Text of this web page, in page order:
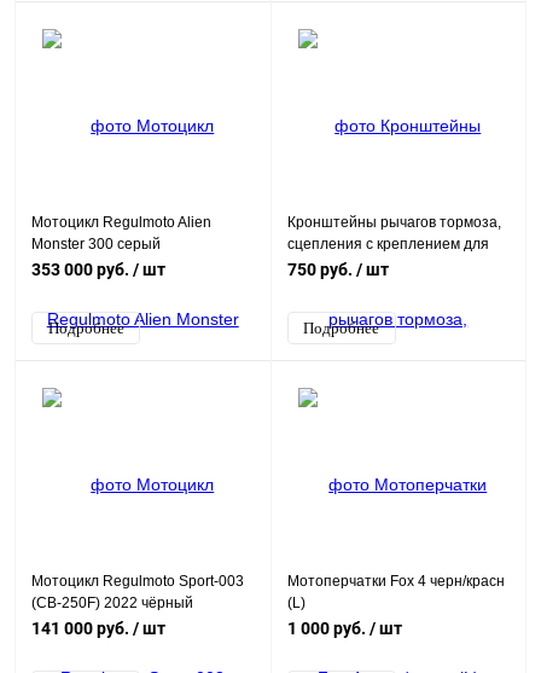
Мотоцикл Regulmoto Alien
Monster 300 серый
353 000 руб. / шт
Подробнее
Кронштейны рычагов тормоза,
сцепления с креплением для
зеркал М10
750 руб. / шт
Подробнее
Мотоцикл Regulmoto Sport-003
(CB-250F) 2022 чёрный
141 000 руб. / шт
Мотоперчатки Fox 4 черн/красн
(L)
1 000 руб. / шт